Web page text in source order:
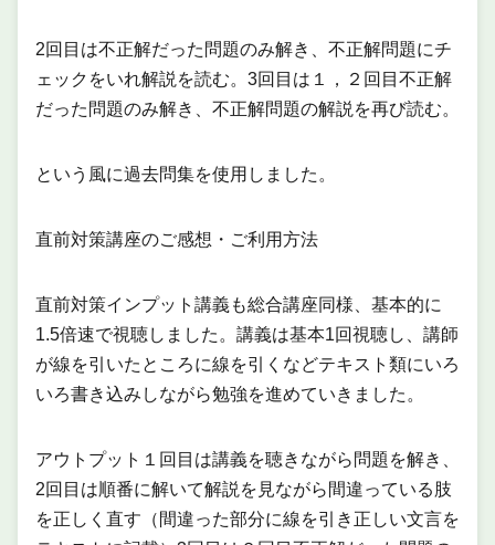
2回目は不正解だった問題のみ解き、不正解問題にチ
ェックをいれ解説を読む。3回目は１，２回目不正解
だった問題のみ解き、不正解問題の解説を再び読む。
という風に過去問集を使用しました。
直前対策講座のご感想・ご利用方法
直前対策インプット講義も総合講座同様、基本的に
1.5倍速で視聴しました。講義は基本1回視聴し、講師
が線を引いたところに線を引くなどテキスト類にいろ
いろ書き込みしながら勉強を進めていきました。
アウトプット１回目は講義を聴きながら問題を解き、
2回目は順番に解いて解説を見ながら間違っている肢
を正しく直す（間違った部分に線を引き正しい文言を